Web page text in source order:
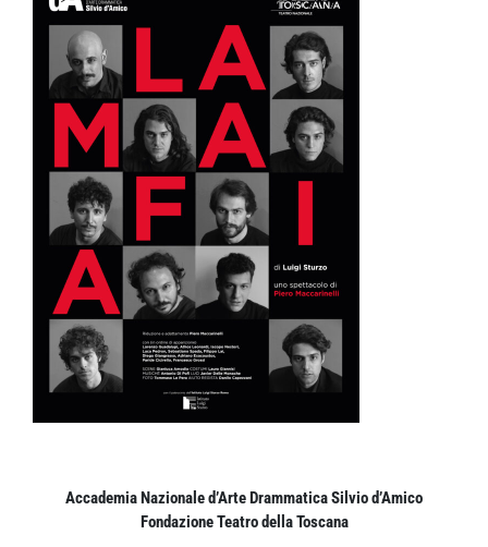
Accademia Nazionale d’Arte Drammatica Silvio d’Amico
Fondazione Teatro della Toscana